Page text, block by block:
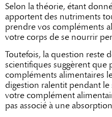
Selon la théorie, étant
apportent des nutriments
prendre vos compléments
votre corps de se nourrir
Toutefois, la question reste
scientifiques suggèrent que
compléments alimentaires
digestion ralentit pendant
votre complément
pas associé à une